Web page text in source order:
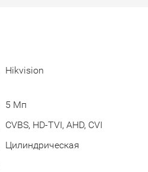
Hikvision
5 Мп
CVBS, HD-TVI, AHD, CVI
Цилиндрическая